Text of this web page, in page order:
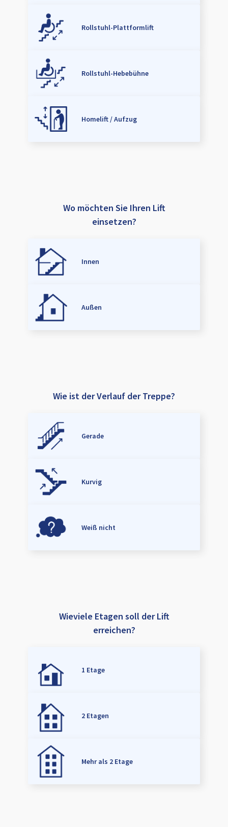
Rollstuhl-Plattformlift
Rollstuhl-Hebebühne
Homelift / Aufzug
Wo möchten Sie Ihren Lift
einsetzen?
Innen
Außen
Wie ist der Verlauf der Treppe?
Gerade
Kurvig
Weiß nicht
Wieviele Etagen soll der Lift
erreichen?
1 Etage
2 Etagen
Mehr als 2 Etage